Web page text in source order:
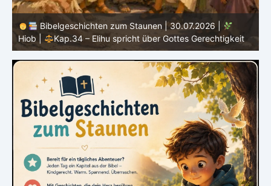
Bibelgeschichten zum Staunen | 29.07.2026 |
Hiob
|
Kap.33 – Elihu spricht Hiob direkt an